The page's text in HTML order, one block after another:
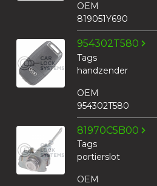
OEM
819051Y690
954302T580
Tags
handzender
OEM
954302T580
81970C5B00
Tags
portierslot
OEM